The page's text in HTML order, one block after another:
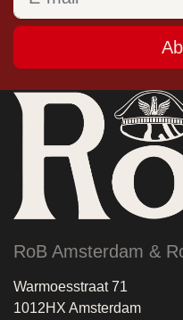
RoB Amsterdam &
Warmoesstraat 71
1012HX Amsterdam